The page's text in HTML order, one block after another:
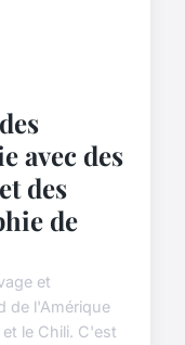
avec des
des
de
et
de l'Amérique
le Chili. C'est